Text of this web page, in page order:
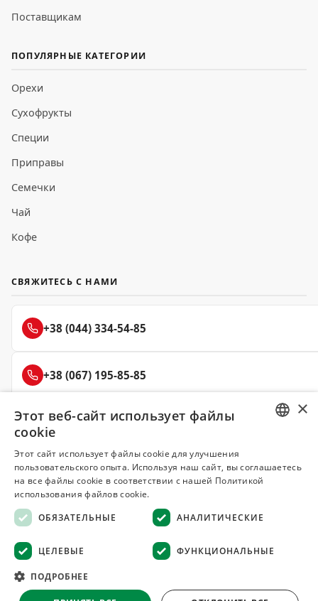
Поставщикам
ПОПУЛЯРНЫЕ КАТЕГОРИИ
Орехи
Сухофрукты
Специи
Приправы
Семечки
Чай
Кофе
СВЯЖИТЕСЬ С НАМИ
+38 (044) 334-54-85
+38 (067) 195-85-85
+38 (050) 145-85-45
Делюкс
СПЕЦИИ И ПРЯНОСТИ
© 2008–2026 Магазин специй и пряностей Делюкс, Киев
Все материалы на сайте защищены авторским правом
Оферта · Возврат товара · Гарантия качества ·
UKRAINIAN
×
Этот веб-сайт использует файлы
cookie
Этот сайт использует файлы cookie для улучшения
пользовательского опыта. Используя наш сайт, вы соглашаетесь
на все файлы cookie в соответствии с нашей Политикой
использования файлов cookie.
ОБЯЗАТЕЛЬНЫЕ
АНАЛИТИЧЕСКИЕ
ЦЕЛЕВЫЕ ФУНКЦИОНАЛЬНЫЕ
ПОДРОБНЕЕ